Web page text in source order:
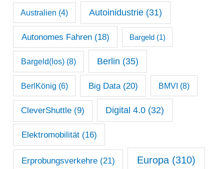
h
Australien (4) Autoinidustrie(31)
Autonomes Fahren(18) Bargeld(1)
Bargeld(los)(8) Berlin (35)
BerlKönig (6) Big Data(20) BMVI (8)
CleverShuttle (9) Digital 4.0(32)
Elektromobilität(16)
Erprobungsverkehre(21) Europa (310)